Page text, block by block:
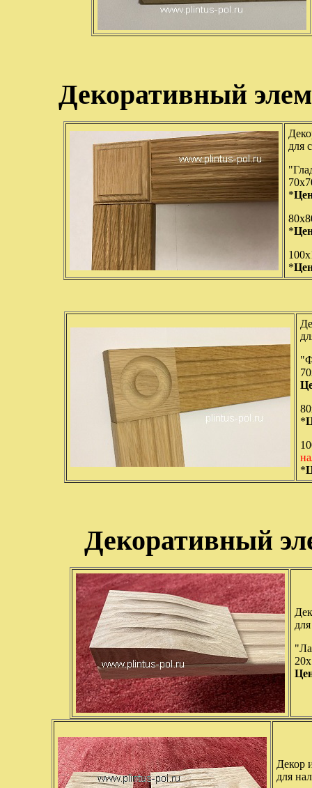
Декоративный
для
*
*
*
*
*
Декоративный
Декор
для